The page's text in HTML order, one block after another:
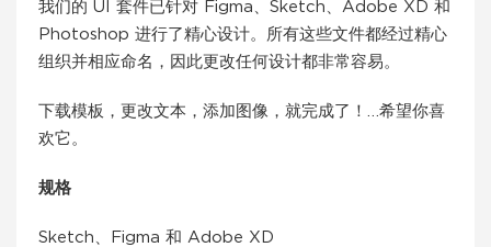
我们的 UI 套件已针对 Figma、Sketch、Adobe XD 和
Photoshop 进行了精心设计。所有这些文件都经过精心
组织并相应命名，因此更改任何设计都非常容易。
下载模板，更改文本，添加图像，就完成了！…希望你喜
欢它。
规格
Sketch、Figma 和 Adob​​e XD